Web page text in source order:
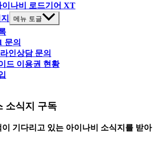
이나비 로드기어 XT
메뉴 토글
문의
인상담 문의
드 이용권 현황
소식지 구독
기다리고 있는 아이나비 소식지를 받아